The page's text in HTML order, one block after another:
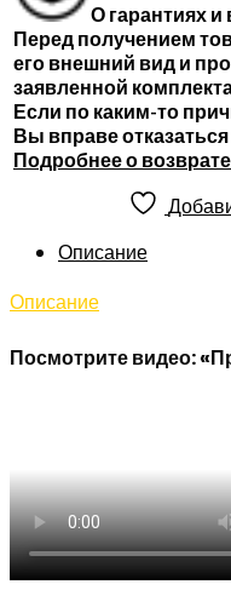
О гарантиях и
Перед получением
его внешний вид и
заявленной
Если по каким-то
Вы вправе отказаться
Подробнее о
Описание
Описание
Посмотрите видео: